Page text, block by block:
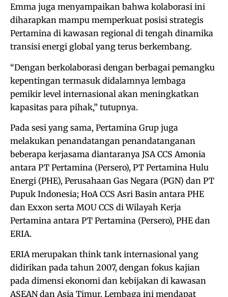
Emma juga menyampaikan bahwa kolaborasi ini
diharapkan mampu memperkuat posisi strategis
Pertamina di kawasan regional di tengah dinamika
transisi energi global yang terus berkembang.
“Dengan berkolaborasi dengan berbagai pemangku
kepentingan termasuk didalamnya lembaga
pemikir level internasional akan meningkatkan
kapasitas para pihak,” tutupnya.
Pada sesi yang sama, Pertamina Grup juga
melakukan penandatangan penandatanganan
beberapa kerjasama diantaranya JSA CCS Amonia
antara PT Pertamina (Persero), PT Pertamina Hulu
Energi (PHE), Perusahaan Gas Negara (PGN) dan PT
Pupuk Indonesia; HoA CCS Asri Basin antara PHE
dan Exxon serta MOU CCS di Wilayah Kerja
Pertamina antara PT Pertamina (Persero), PHE dan
ERIA.
ERIA merupakan think tank internasional yang
didirikan pada tahun 2007, dengan fokus kajian
pada dimensi ekonomi dan kebijakan di kawasan
ASEAN dan Asia Timur. Lembaga ini mendapat